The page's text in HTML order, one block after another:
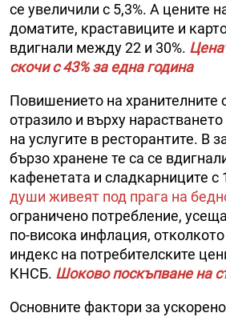
се увеличили с 5,3%. А цените
доматите, краставиците и
вдигнали между 22 и 30%.
скочи с 43% за една година
Повишението на хранителните
отразило и върху нарастването
на услугите в ресторантите. В
бързо хранене те са се
кафенетата и сладкарниците с
души живеят под прага на
ограничено потребление,
по-висока инфлация,
индекс на потребителските
КНСБ. Шоково поскъпване на
Основните фактори за